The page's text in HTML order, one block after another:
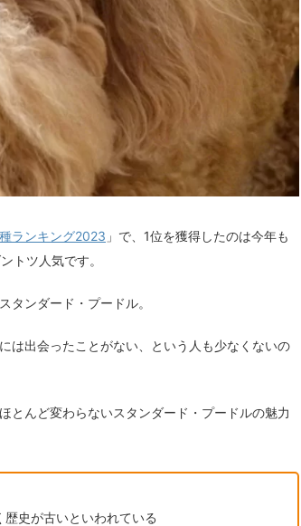
ランキング2023 」で、1位を獲得したのは今年も
トツ人気です。
タンダード・プードル。
は出会ったことがない、という人も少なくないの
とんど変わらないスタンダード・プードルの魅力
史が古いといわれている